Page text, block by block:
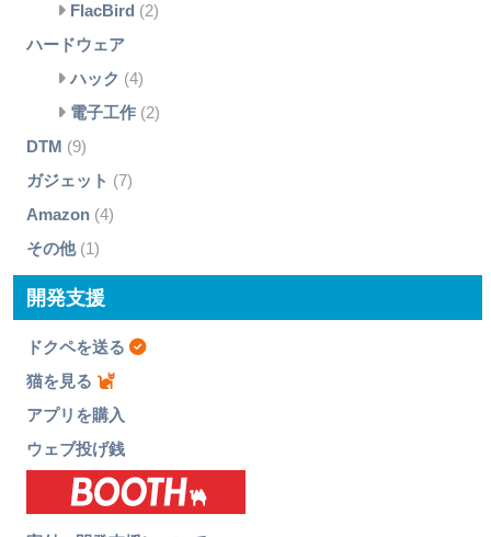
FlacBird (2)
ハードウェア
ハック (4)
電子工作(2)
DTM (9)
ガジェット (7)
Amazon(4)
その他(1)
開発支援
ドクペを送る
猫を見る
アプリを購入
ウェブ投げ銭